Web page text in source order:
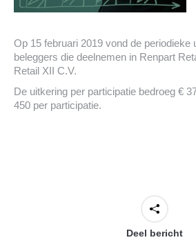
Op 15 februari 2019 vond de periodieke
beleggers die deelnemen in Renpart
Retail XII C.V.
De uitkering per participatie bedroeg €
450 per participatie.
Deel bericht